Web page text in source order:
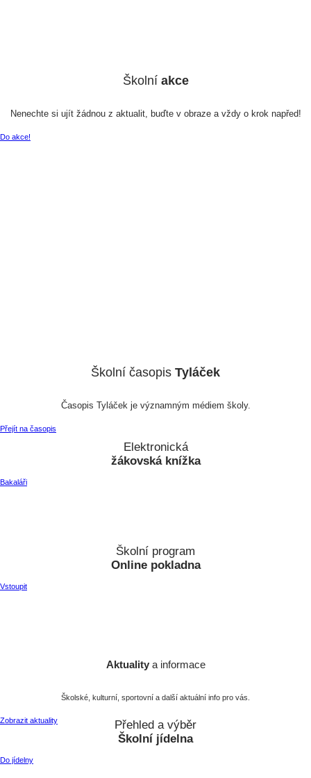
Školní akce
Nenechte si ujít žádnou z aktualit, buďte v obraze a vždy o krok napřed!
Do akce!
Školní časopis Tyláček
Časopis Tyláček je významným médiem školy.
Přejít na časopis
Aktuality a informace
Školské, kulturní, sportovní a další aktuální info pro vás.
Zobrazit aktuality
Elektronická
žákovská knížka
Bakaláři
Školní program
Online pokladna
Vstoupit
Přehled a výběr
Školní jídelna
Do jídelny